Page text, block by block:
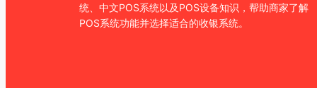
统、中文POS系统以及POS设备知识，帮助商家了解
POS系统功能并选择适合的收银系统。